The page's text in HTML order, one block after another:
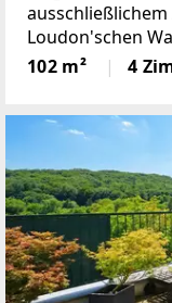
Loudon'schen
Jahre 2008, auf
102 m² 4